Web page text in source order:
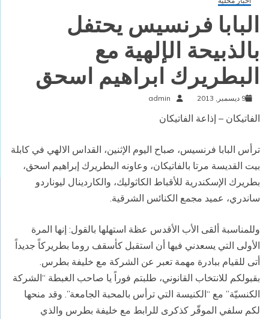
البابا فرنسيس يحتفل
بالذبيحة الإلهية مع
البطريرك ابراهيم اسحق
9 ديسمبر, 2013 admin
الفاتيكان – إذاعة الفاتيكان
ترأس البابا فرنسيس، صباح اليوم الإثنين، القداس الالهي في كابلة
بيت القديسة مرتا بالفاتيكان، وعاونه البطريرك إبراهيم اسحق،
بطريرك الإسكندرية للأقباط الكاثوليك، والكاردينال ليوناردو
ساندري، عميد مجمع الكنائس الشرقية.
وللمناسبة ألقى الأب الأقدس عظة استهلها بالقول: إنها المرة
الأولى التي يسعدني فيها أن استقبل كأسقف روما بطريركاً جديداً
أتى للقيام ببادرة مهمة تعبر عن الشركة مع خليفة بطرس.
بقبولكم للانتخاب القانوني، طلبتم فوراً يا صاحب الغبطة “الشركة
الكنسيّة” مع “الكنيسة التي ترأس بالمحبة الجامعة”. وقد منحها
لكم سلفي الموقّر كذكرى للرابط مع خليفة بطرس والذي